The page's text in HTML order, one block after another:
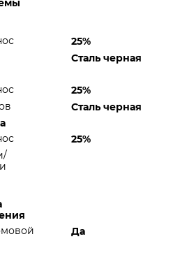
25%
Сталь черная
25%
Сталь черная
25%
Да